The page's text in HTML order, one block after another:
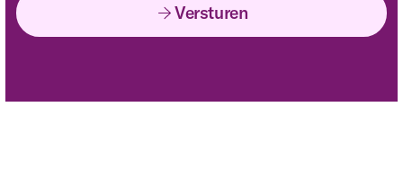
Versturen